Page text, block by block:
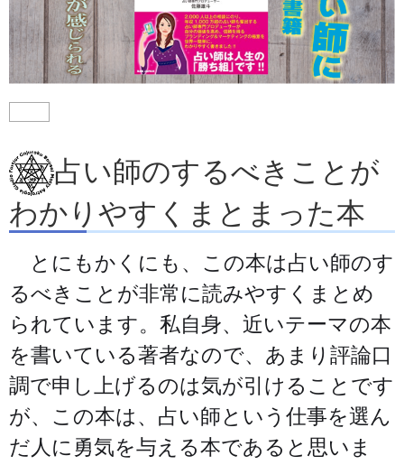
占い師のするべきことが
わかりやすくまとまった本
とにもかくにも、この本は占い師のす
るべきことが非常に読みやすくまとめ
られています。私自身、近いテーマの本
を書いている著者なので、あまり評論口
調で申し上げるのは気が引けることです
が、この本は、占い師という仕事を選ん
だ人に勇気を与える本であると思いま